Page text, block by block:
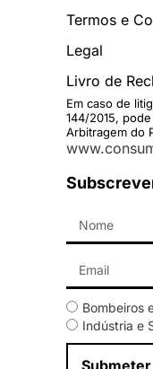
Termos e
Legal
Livro de
Em caso de
144/2015,
Arbitragem do
Bombeiros
Indústria e